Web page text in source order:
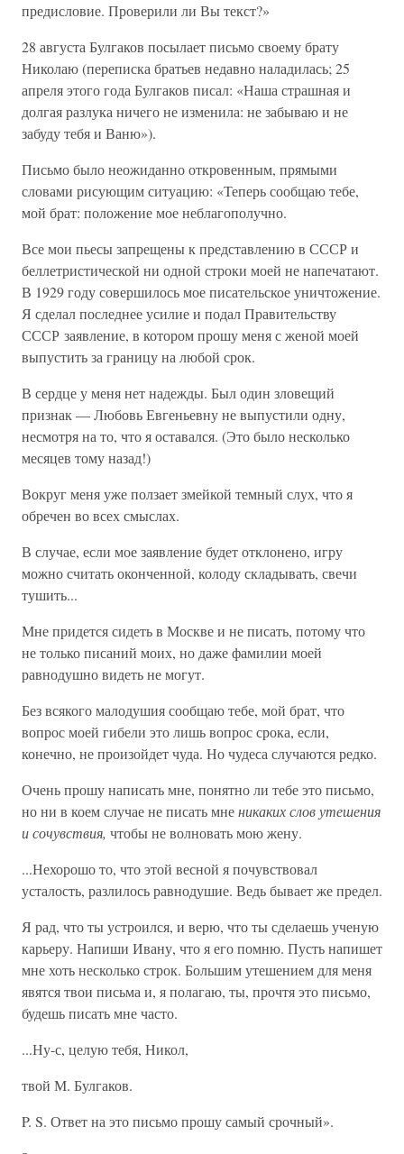
предисловие. Проверили ли Вы текст?»
28 августа Булгаков посылает письмо своему брату
Николаю (переписка братьев недавно наладилась; 25
апреля этого года Булгаков писал: «Наша страшная и
долгая разлука ничего не изменила: не забываю и не
забуду тебя и Ваню»).
Письмо было неожиданно откровенным, прямыми
словами рисующим ситуацию: «Теперь сообщаю тебе,
мой брат: положение мое неблагополучно.
Все мои пьесы запрещены к представлению в СССР и
беллетристической ни одной строки моей не напечатают.
В 1929 году совершилось мое писательское уничтожение.
Я сделал последнее усилие и подал Правительству
СССР заявление, в котором прошу меня с женой моей
выпустить за границу на любой срок.
В сердце у меня нет надежды. Был один зловещий
признак — Любовь Евгеньевну не выпустили одну,
несмотря на то, что я оставался. (Это было несколько
месяцев тому назад!)
Вокруг меня уже ползает змейкой темный слух, что я
обречен во всех смыслах.
В случае, если мое заявление будет отклонено, игру
можно считать оконченной, колоду складывать, свечи
тушить...
Мне придется сидеть в Москве и не писать, потому что
не только писаний моих, но даже фамилии моей
равнодушно видеть не могут.
Без всякого малодушия сообщаю тебе, мой брат, что
вопрос моей гибели это лишь вопрос срока, если,
конечно, не произойдет чуда. Но чудеса случаются редко.
Очень прошу написать мне, понятно ли тебе это письмо,
но ни в коем случае не писать мненикаких слов утешения
и сочувствия, чтобы не волновать мою жену.
...Нехорошо то, что этой весной я почувствовал
усталость, разлилось равнодушие. Ведь бывает же предел.
Я рад, что ты устроился, и верю, что ты сделаешь ученую
карьеру. Напиши Ивану, что я его помню. Пусть напишет
мне хоть несколько строк. Большим утешением для меня
явятся твои письма и, я полагаю, ты, прочтя это письмо,
будешь писать мне часто.
...Ну-с, целую тебя, Никол,
твой М. Булгаков.
P. S. Ответ на это письмо прошу самый срочный».